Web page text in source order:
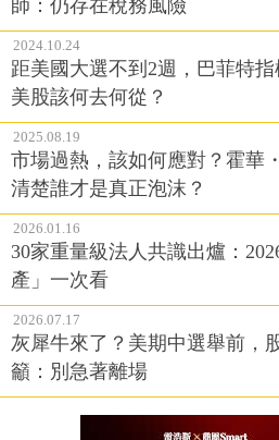
師：仍存在稅務風險
2024.10.24
距美國大選不到2週，巴菲特
美股該何去何從？
2025.08.19
市場過熱，該如何應對？霍華
清楚誰才是真正泡沫？
2026.01.16
30家重量級法人共識出爐：
產」一次看
2026.07.17
灰犀牛來了？美期中選舉前，
籲：別急著離場